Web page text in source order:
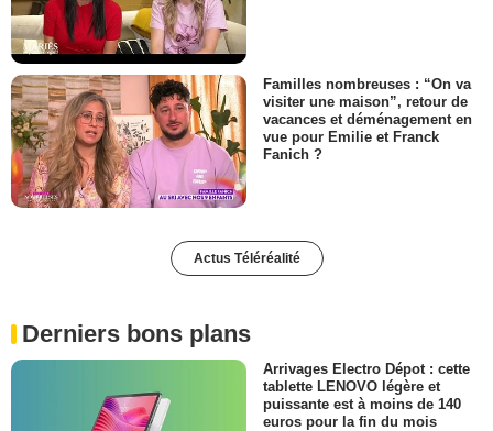
Familles nombreuses : “On va
visiter une maison”, retour de
vacances et déménagement en
vue pour Emilie et Franck
Fanich ?
Actus Téléréalité
Derniers bons plans
Arrivages Electro Dépot : cette
tablette LENOVO légère et
puissante est à moins de 140
euros pour la fin du mois